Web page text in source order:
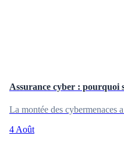
Assurance cyber : pourquoi
La montée des cybermenaces
4 Août